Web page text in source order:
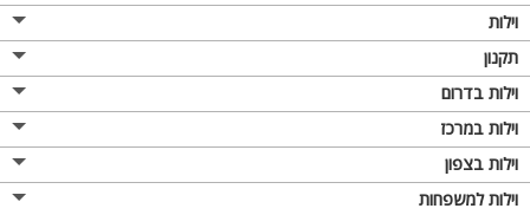
וילות
תקנון
וילות בדרום
וילות במרכז
וילות בצפון
וילות למשפחות